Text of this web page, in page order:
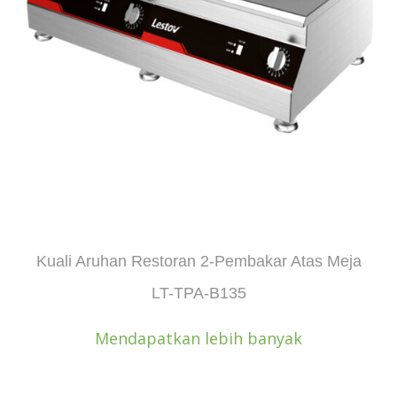
Kuali Aruhan Restoran 2-Pembakar Atas Meja
LT-TPA-B135
Mendapatkan lebih banyak